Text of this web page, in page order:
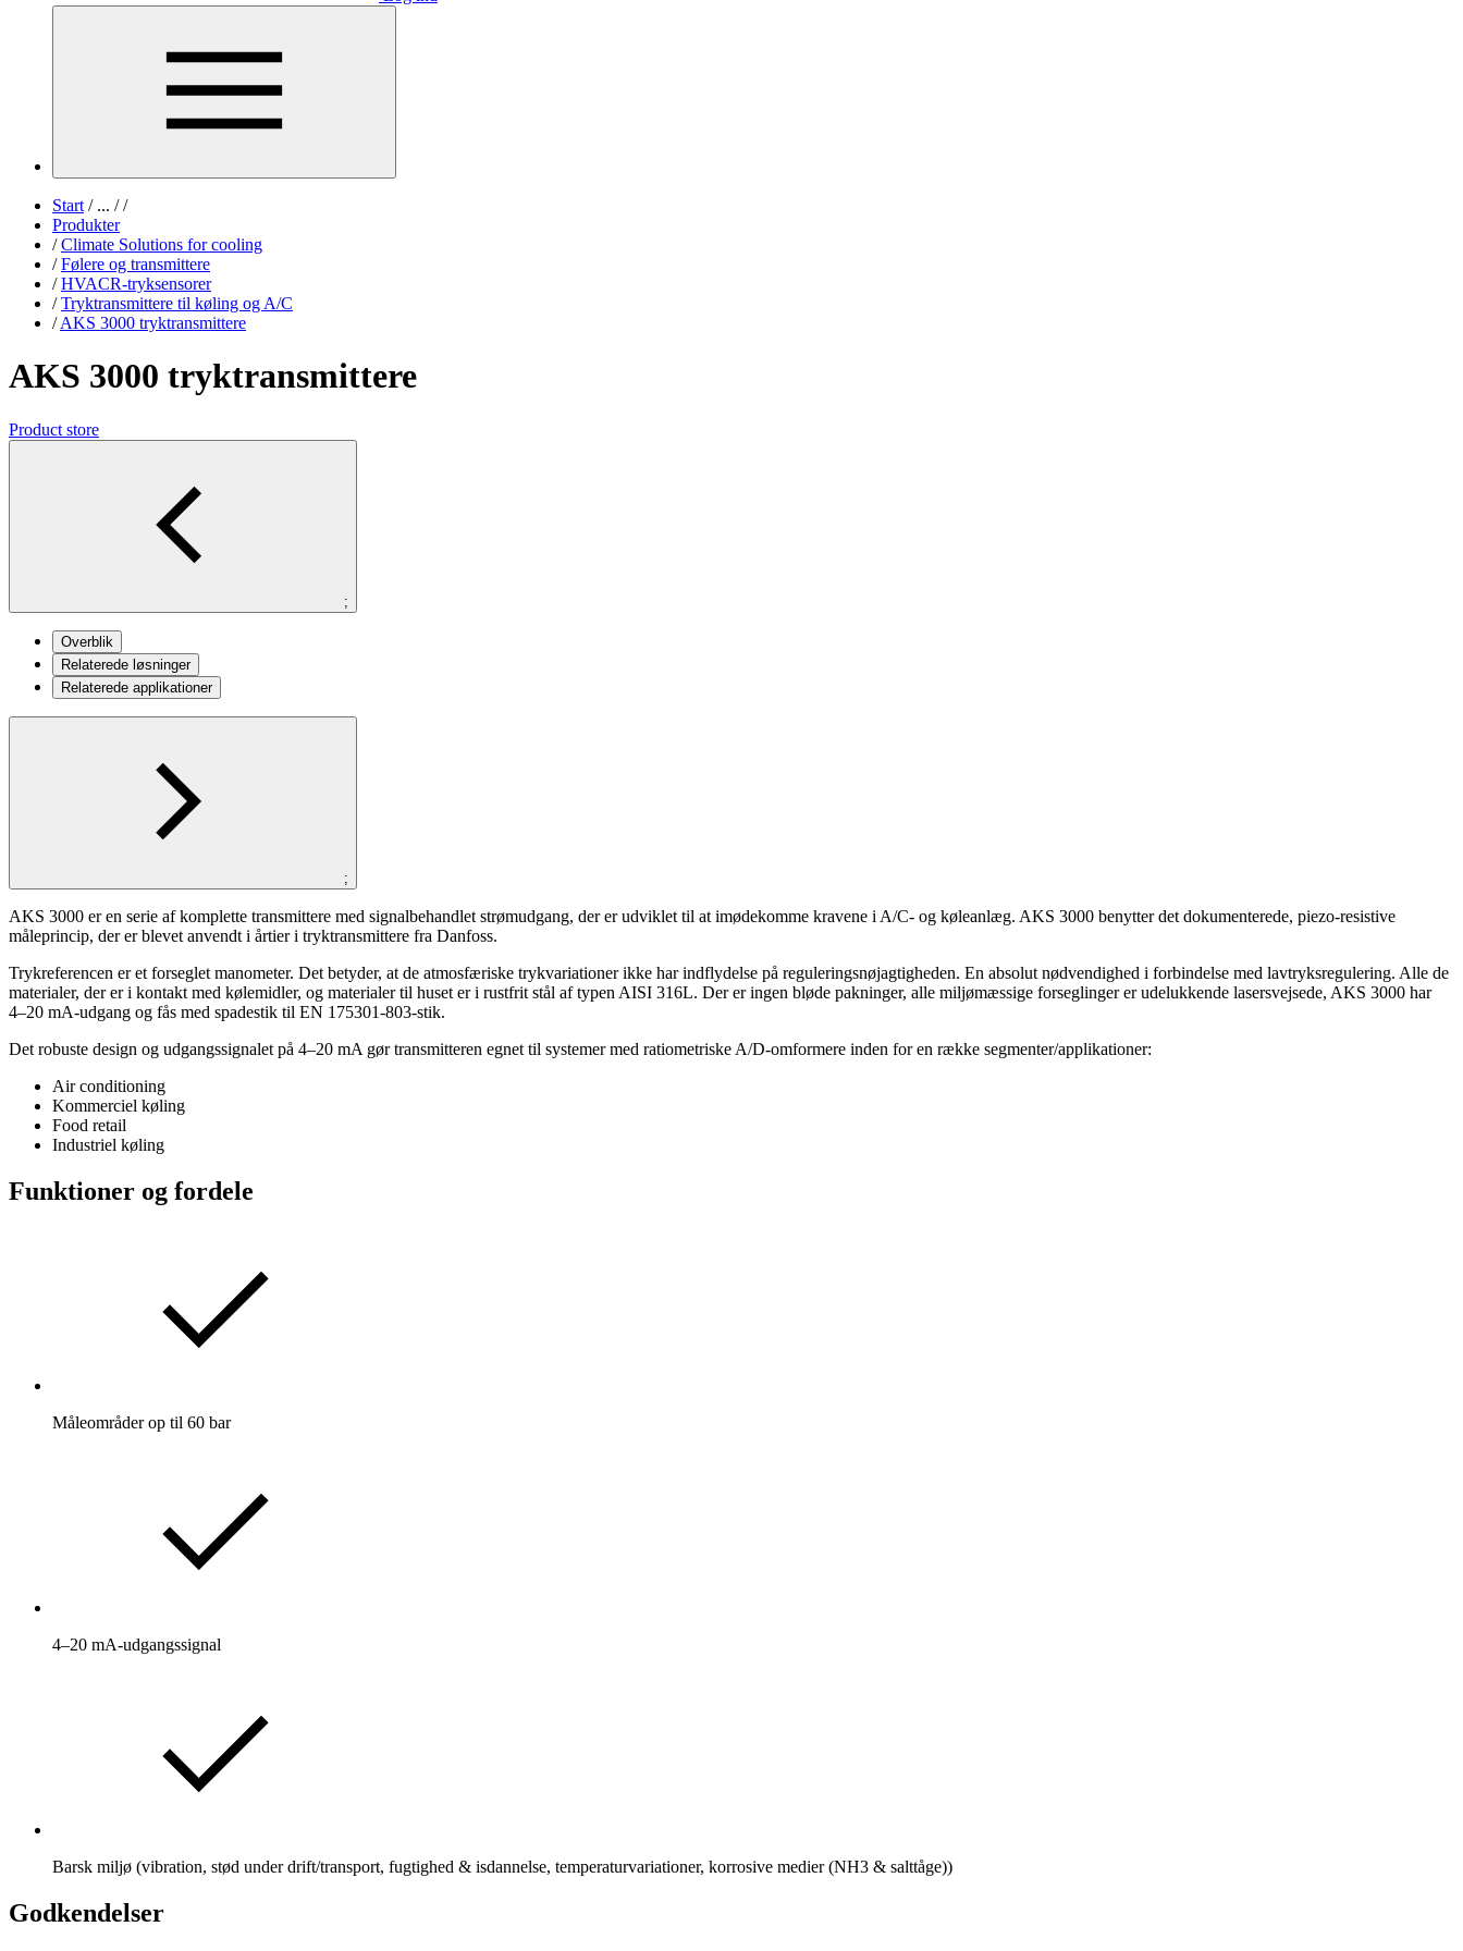
Start /... / /
Produkter
/ Climate Solutions for cooling
/ Følere og transmittere
/ HVACR-tryksensorer
/ Tryktransmittere til køling og A/C
/ AKS 3000 tryktransmittere
AKS 3000 tryktransmittere
Product store
;
Overblik
Relaterede løsninger
Relaterede applikationer
;
AKS 3000 er en serie af komplette transmittere med signalbehandlet strømudgang, der er udviklet til at imødekomme kravene i A/C- og køleanlæg. AKS 3000 benytter det dokumenterede, piezo-resistive
måleprincip, der er blevet anvendt i årtier i tryktransmittere fra Danfoss.
Trykreferencen er et forseglet manometer. Det betyder, at de atmosfæriske trykvariationer ikke har indflydelse på reguleringsnøjagtigheden. En absolut nødvendighed i forbindelse med lavtryksregulering. Alle de
materialer, der er i kontakt med kølemidler, og materialer til huset er i rustfrit stål af typen AISI 316L. Der er ingen bløde pakninger, alle miljømæssige forseglinger er udelukkende lasersvejsede, AKS 3000 har
4–20 mA-udgang og fås med spadestik til EN 175301-803-stik.
Det robuste design og udgangssignalet på 4–20 mA gør transmitteren egnet til systemer med ratiometriske A/D-omformere inden for en række segmenter/applikationer:
Air conditioning
Kommerciel køling
Food retail
Industriel køling
Funktioner og fordele
Måleområder op til 60 bar
4–20 mA-udgangssignal
Barsk miljø (vibration, stød under drift/transport, fugtighed & isdannelse, temperaturvariationer, korrosive medier (NH3 & salttåge))
Godkendelser